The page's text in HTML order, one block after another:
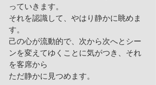
っていきます。
それを認識して、やはり静かに眺めま
す。
己の心が流動的で、次から次へとシー
ンを変えてゆくことに気がつき、それ
を客席から
ただ静かに見つめます。